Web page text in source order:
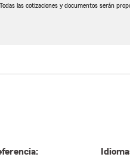
Todas las cotizaciones y documentos serán